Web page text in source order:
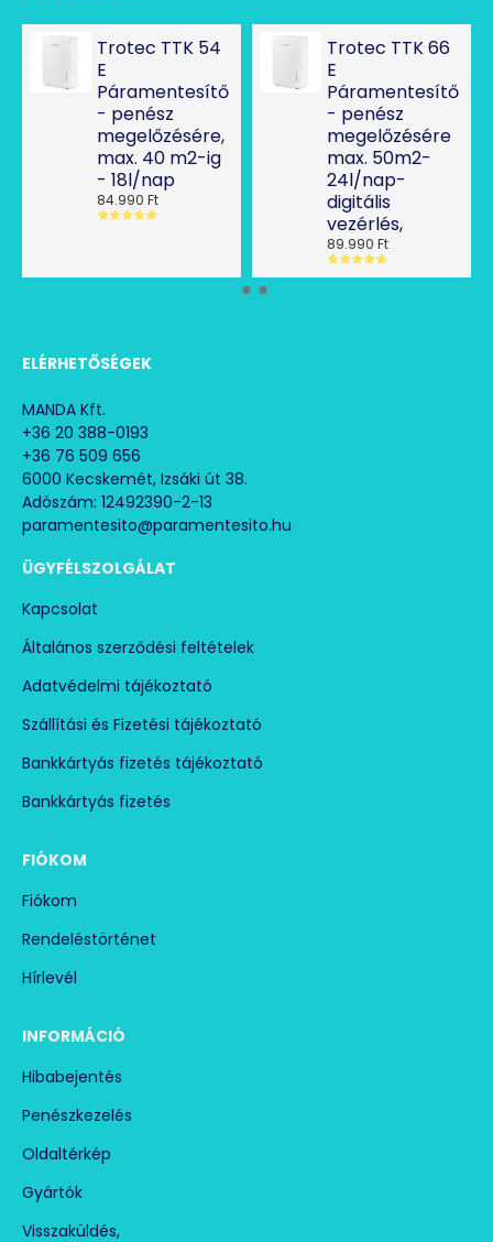
Trotec TTK 54
E
Páramentesítő
- penész
megelőzésére,
max. 40 m2-ig
- 18l/nap
84.990 Ft
Trotec TTK 66
E
Páramentesítő
- penész
megelőzésére
max. 50m2-
24l/nap-
digitális
vezérlés,
89.990 Ft
ELÉRHETŐSÉGEK
MANDA Kft.
+36 20 388-0193
+36 76 509 656
6000 Kecskemét, Izsáki út 38.
Adószám: 12492390-2-13
paramentesito@paramentesito.hu
ÜGYFÉLSZOLGÁLAT
Kapcsolat
Általános szerződési feltételek
Adatvédelmi tájékoztató
Szállítási és Fizetési tájékoztató
Bankkártyás fizetés tájékoztató
Bankkártyás fizetés
FIÓKOM
Fiókom
Rendeléstörténet
Hírlevél
INFORMÁCIÓ
Hibabejentés
Penészkezelés
Oldaltérkép
Gyártók
Visszaküldés,